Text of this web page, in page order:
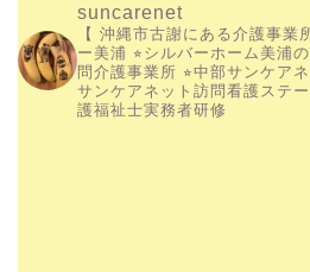
suncarenet
【 沖縄市古謝にある介護事業
ー美浦 ⭐︎シルバーホーム美浦
問介護事業所 ⭐︎中部サンケア
サンケアネット訪問看護ステ
護福祉士実務者研修